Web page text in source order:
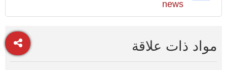
news
مواد ذات علاقة